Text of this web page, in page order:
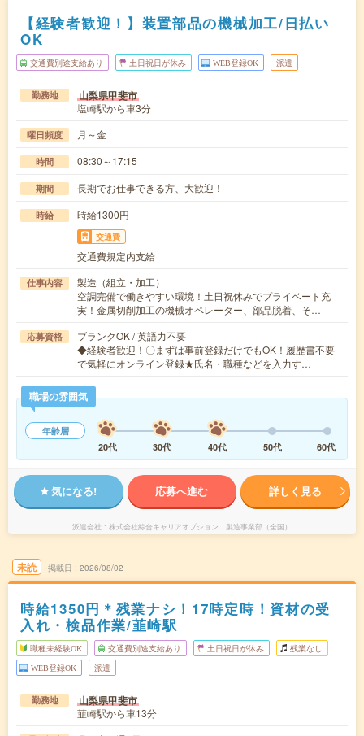
【経験者歓迎！】装置部品の機械加工/日払い
OK
交通費別途支給あり 土日祝日が休み WEB登録OK 派遣
勤務地 山梨県甲斐市
塩崎駅から車3分
曜日頻度 月～金
時間 08:30～17:15
期間 長期でお仕事できる方、大歓迎！
時給 時給1300円
交通費
交通費規定内支給
仕事内容
製造（組立・加工）
空調完備で働きやすい環境！土日祝休みでプライベート充
実！金属切削加工の機械オペレーター、部品脱着、そ…
応募資格
ブランクOK / 英語力不要
◆経験者歓迎！〇まずは事前登録だけでもOK！履歴書不要
で気軽にオンライン登録★氏名・職種などを入力す…
職場の雰囲気
年齢層
20代
30代 40代 50代 60代
気になる! 応募へ進む 詳しく見る
派遣会社 株式会社綜合キャリアオプション 製造事業部（全国）
未読 掲載日 2026/08/02
時給1350円＊残業ナシ！17時定時！資材の受
入れ・検品作業/韮崎駅
職種未経験OK 交通費別途支給あり 土日祝日が休み 残業なし
WEB登録OK 派遣
勤務地 山梨県甲斐市
韮崎駅から車13分